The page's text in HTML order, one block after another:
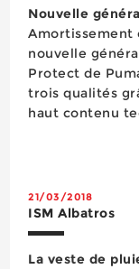
Nouvelle
Amortissement
nouvelle
Protect de
trois qualités
haut contenu
21/03/2018
ISM Albatros
La veste de